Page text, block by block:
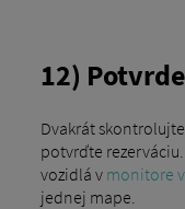
12)
Dvakrát
potvrďte
vozidlá v monitore
jednej mape.